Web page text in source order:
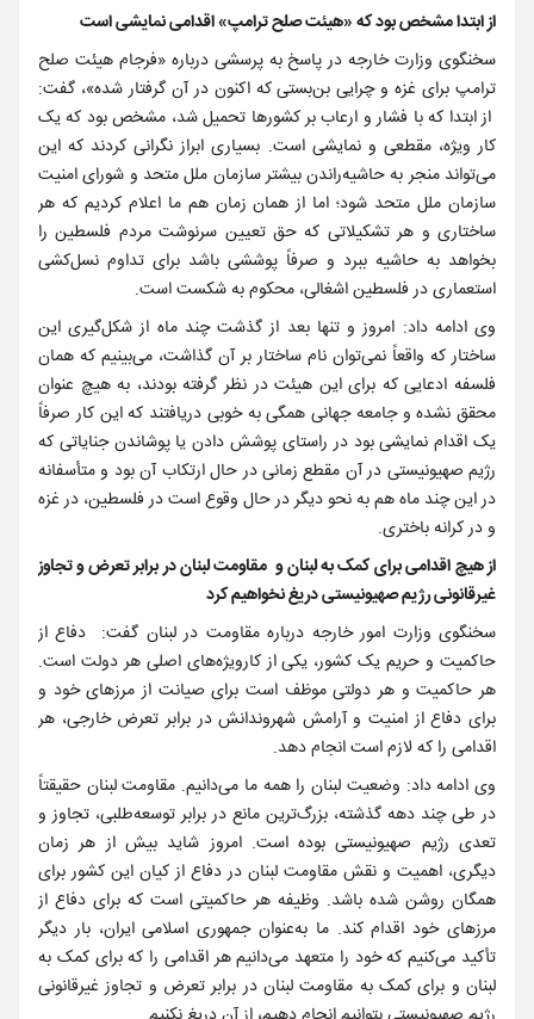
از ابتدا مشخص بود که «هیئت صلح ترامپ» اقدامی نمایشی است
سخنگوی وزارت خارجه در پاسخ به پرسشی درباره «فرجام هیئت صلح
ترامپ برای غزه و چرایی بن‌بستی که اکنون در آن گرفتار شده»، گفت:
از ابتدا که با فشار و ارعاب بر کشورها تحمیل شد، مشخص بود که یک
کار ویژه، مقطعی و نمایشی است. بسیاری ابراز نگرانی کردند که این
می‌تواند منجر به حاشیه‌راندن بیشتر سازمان ملل متحد و شورای امنیت
سازمان ملل متحد شود؛ اما از همان زمان هم ما اعلام کردیم که هر
ساختاری و هر تشکیلاتی که حق تعیین سرنوشت مردم فلسطین را
بخواهد به حاشیه ببرد و صرفاً پوششی باشد برای تداوم نسل‌کشی
استعماری در فلسطین اشغالی، محکوم به شکست است.
وی ادامه داد: امروز و تنها بعد از گذشت چند ماه از شکل‌گیری این
ساختار که واقعاً نمی‌توان نام ساختار بر آن گذاشت، می‌بینیم که همان
فلسفه ادعایی که برای این هیئت در نظر گرفته بودند، به هیچ عنوان
محقق نشده و جامعه جهانی همگی به خوبی دریافتند که این کار صرفاً
یک اقدام نمایشی بود در راستای پوشش دادن یا پوشاندن جنایاتی که
رژیم صهیونیستی در آن مقطع زمانی در حال ارتکاب آن بود و متأسفانه
در این چند ماه هم به نحو دیگر در حال وقوع است در فلسطین، در غزه
و در کرانه باختری.
از هیچ اقدامی برای کمک به لبنان و مقاومت لبنان در برابر تعرض و تجاوز
غیرقانونی رژیم صهیونیستی دریغ نخواهیم کرد
سخنگوی وزارت امور خارجه درباره مقاومت در لبنان گفت: دفاع از
حاکمیت و حریم یک کشور، یکی از کارویژه‌های اصلی هر دولت است.
هر حاکمیت و هر دولتی موظف است برای صیانت از مرزهای خود و
برای دفاع از امنیت و آرامش شهروندانش در برابر تعرض خارجی، هر
اقدامی را که لازم است انجام دهد.
وی ادامه داد: وضعیت لبنان را همه ما می‌دانیم. مقاومت لبنان حقیقتاً
در طی چند دهه گذشته، بزرگ‌ترین مانع در برابر توسعه‌طلبی، تجاوز و
تعدی رژیم صهیونیستی بوده است. امروز شاید بیش از هر زمان
دیگری، اهمیت و نقش مقاومت لبنان در دفاع از کیان این کشور برای
همگان روشن شده باشد. وظیفه هر حاکمیتی است که برای دفاع از
مرزهای خود اقدام کند. ما به‌عنوان جمهوری اسلامی ایران، بار دیگر
تأکید می‌کنیم که خود را متعهد می‌دانیم هر اقدامی را که برای کمک به
لبنان و برای کمک به مقاومت لبنان در برابر تعرض و تجاوز غیرقانونی